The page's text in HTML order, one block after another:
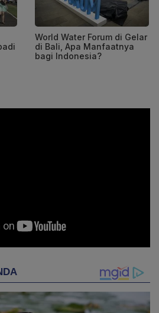
World Water Forum di Gelar
di Bali, Apa Manfaatnya
bagi Indonesia?